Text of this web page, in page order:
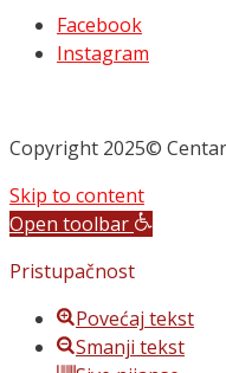
Facebook
Instagram
Copyright 2025©
Skip to content
Open toolbar
Pristupačnost
Povećaj tekst
Smanji tekst